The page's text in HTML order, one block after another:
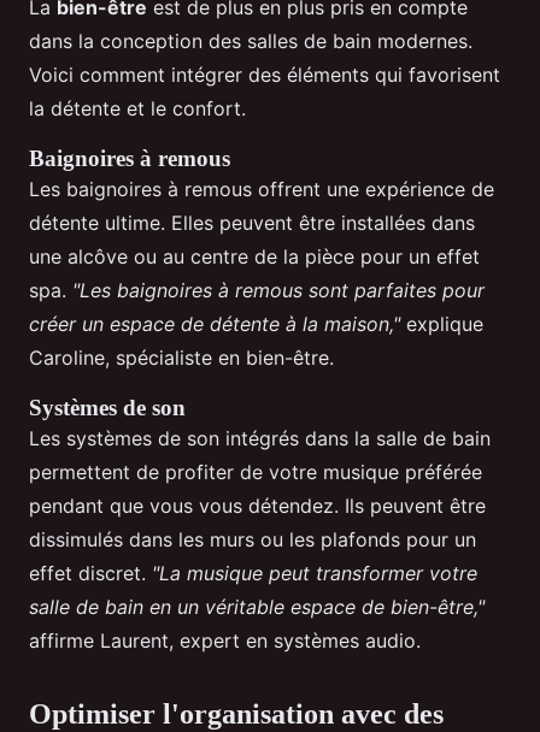
La bien-être est de plus en plus pris en compte
dans la conception des salles de bain modernes.
Voici comment intégrer des éléments qui favorisent
la détente et le confort.
Baignoires à remous
Les baignoires à remous offrent une expérience de
détente ultime. Elles peuvent être installées dans
une alcôve ou au centre de la pièce pour un effet
spa. "Les baignoires à remous sont parfaites pour
créer un espace de détente à la maison,"explique
Caroline, spécialiste en bien-être.
Systèmes de son
Les systèmes de son intégrés dans la salle de bain
permettent de profiter de votre musique préférée
pendant que vous vous détendez. Ils peuvent être
dissimulés dans les murs ou les plafonds pour un
effet discret. "La musique peut transformer votre
salle de bain en un véritable espace de bien-être,"
affirme Laurent, expert en systèmes audio.
Optimiser l'organisation avec des